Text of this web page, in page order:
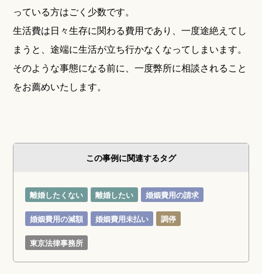
っている方はごく少数です。
生活費は日々生存に関わる費用であり、一度途絶えてし
まうと、途端に生活が立ち行かなくなってしまいます。
そのような事態になる前に、一度弊所に相談されること
をお薦めいたします。
この事例に関連するタグ
離婚したくない 離婚したい 婚姻費用の請求
婚姻費用の減額 婚姻費用未払い 調停
東京法律事務所